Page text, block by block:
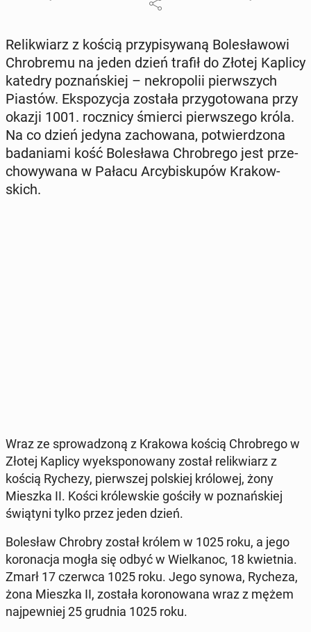
Re­li­kwiarz z kością przy­pi­sy­wa­ną Bo­le­sła­wo­wi
Chro­bre­mu na jeden dzień trafił do Złotej Kaplicy
katedry po­znań­skiej – ne­kro­po­lii pierw­szych
Piastów. Eks­po­zy­cja została przy­go­to­wa­na przy
okazji 1001. rocz­ni­cy śmierci pierw­sze­go króla.
Na co dzień jedyna za­cho­wa­na, po­twier­dzo­na
ba­da­nia­mi kość Bo­le­sła­wa Chro­bre­go jest prze­
cho­wy­wa­na w Pałacu Ar­cy­bi­sku­pów Kra­kow­
skich.
Wraz ze spro­wa­dzo­ną z Krakowa kością Chro­bre­go w
Złotej Kaplicy wy­eks­po­no­wa­ny został re­li­kwiarz z
kością Rychezy, pierw­szej pol­skiej kró­lo­wej, żony
Mieszka II. Kości kró­lew­skie gościły w po­znań­skiej
świą­ty­ni tylko przez jeden dzień.
Bo­le­sław Chrobry został królem w 1025 roku, a jego
ko­ro­na­cja mogła się odbyć w Wiel­ka­noc, 18 kwiet­nia.
Zmarł 17 czerwca 1025 roku. Jego synowa, Rycheza,
żona Mieszka II, została ko­ro­no­wa­na wraz z mężem
naj­pew­niej 25 grudnia 1025 roku.